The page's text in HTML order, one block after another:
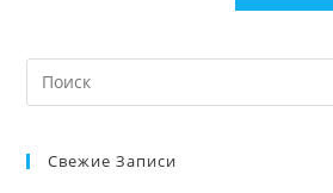
Свежие Записи